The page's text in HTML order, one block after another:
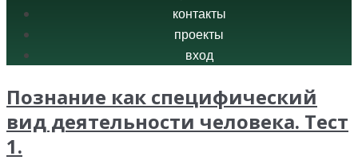
контакты
проекты
вход
Познание как специфический
вид деятельности человека. Тест
1.